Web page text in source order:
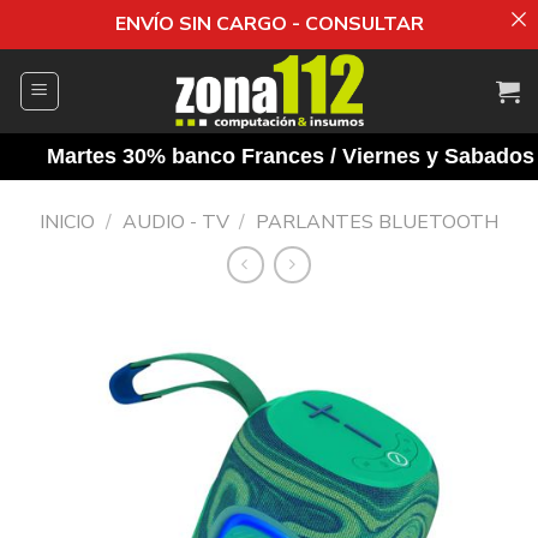
ENVÍO SIN CARGO - CONSULTAR
Martes 30% banco Frances / Viernes y
INICIO / AUDIO - TV / PARLANTES BLUETOOTH